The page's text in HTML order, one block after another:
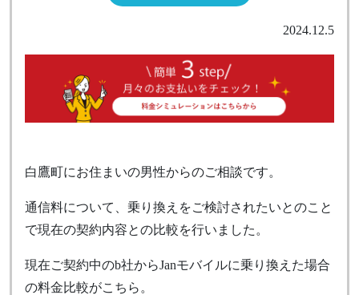
2024.12.5
白鷹町にお住まいの男性からのご相談です。
通信料について、乗り換えをご検討されたいとのこと
で現在の契約内容との比較を行いました。
現在ご契約中のb社からJanモバイルに乗り換えた場合
の料金比較がこちら。